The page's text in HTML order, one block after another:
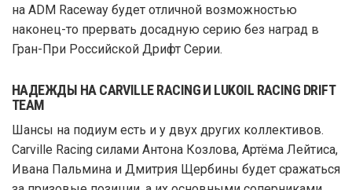
на ADM Raceway будет отличной возможностью
наконец-то прервать досадную серию без наград в
Гран-При Российской Дрифт Серии.
НАДЕЖДЫ НА CARVILLE RACING И LUKOIL RACING DRIFT
TEAM
Шансы на подиум есть и у двух других коллективов.
Carville Racing силами Антона Козлова, Артёма Лейтиса,
Ивана Пальмина и Дмитрия Щербины будет сражаться